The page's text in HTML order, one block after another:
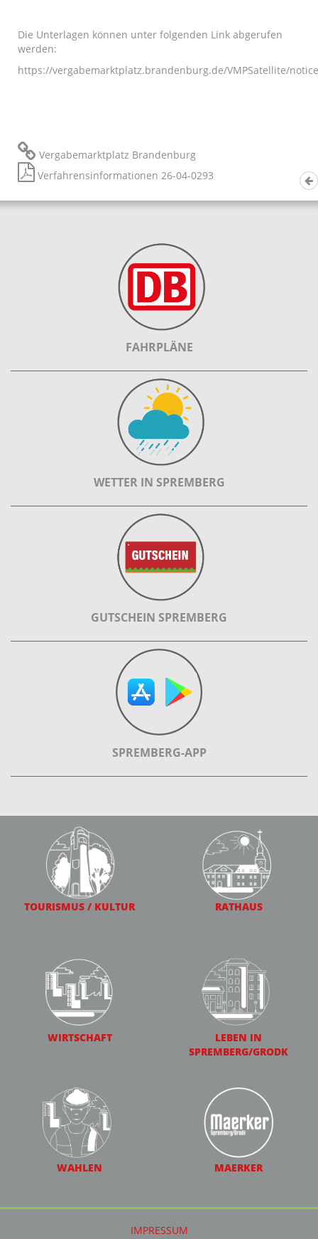
Die Unterlagen können unter folgenden Link abgerufen
werden:
https://vergabemarktplatz.brandenburg.de/VMPSatellite/notice/
Vergabemarktplatz Brandenburg
Verfahrensinformationen 26-04-0293
FAHRPLÄNE
WETTER IN SPREMBERG
GUTSCHEIN SPREMBERG
SPREMBERG-APP
TOURISMUS / KULTUR RATHAUS
WIRTSCHAFT
LEBEN IN
SPREMBERG/GRODK
WAHLEN MAERKER
IMPRESSUM